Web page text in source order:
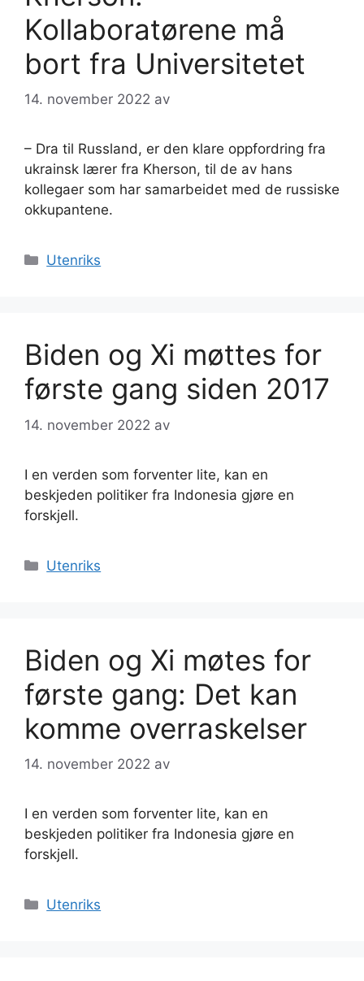
Kollaboratørene må
bort fra Universitetet
14. november 2022 av
– Dra til Russland, er den klare oppfordring fra
ukrainsk lærer fra Kherson, til de av hans
kollegaer som har samarbeidet med de russiske
okkupantene.
Kategorier
Utenriks
Biden og Xi møttes for
første gang siden 2017
14. november 2022 av
I en verden som forventer lite, kan en
beskjeden politiker fra Indonesia gjøre en
forskjell.
Kategorier
Utenriks
Biden og Xi møtes for
første gang: Det kan
komme overraskelser
14. november 2022 av
I en verden som forventer lite, kan en
beskjeden politiker fra Indonesia gjøre en
forskjell.
Kategorier
Utenriks